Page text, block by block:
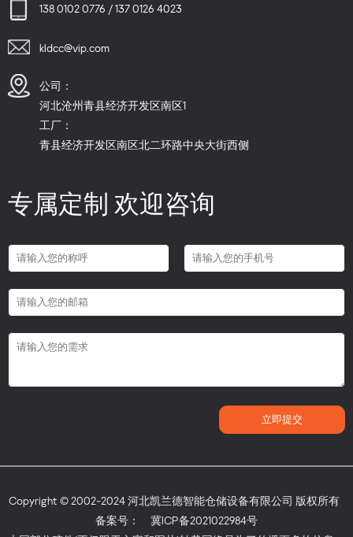
138 0102 0776 / 137 0126 4023
kldcc@vip.com
公司：
河北沧州青县经济开发区南区1
工厂：
青县经济开发区南区北二环路中央大街西侧
专属定制 欢迎咨询
Copyright © 2002-2024 河北凯兰德智能仓储设备有限公司 版权所有
备案号：
冀ICP备2021022984号